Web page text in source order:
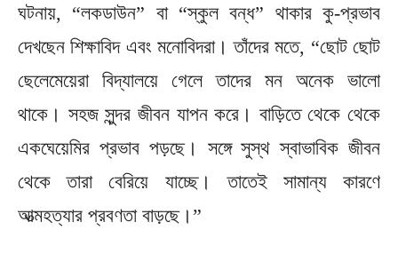
ঘটনায়, “লকডাউন” বা “স্কুল বন্ধ” থাকার কু-প্রভাব
দেখছেন শিক্ষাবিদ এবং মনোবিদরা। তাঁদের মতে, “ছোট ছোট
ছেলেমেয়েরা বিদ্যালয়ে গেলে তাদের মন অনেক ভালো
থাকে। সহজ সুন্দর জীবন যাপন করে। বাড়িতে থেকে থেকে
একঘেয়েমির প্রভাব পড়ছে। সঙ্গে সুস্থ স্বাভাবিক জীবন
থেকে তারা বেরিয়ে যাচ্ছে। তাতেই সামান্য কারণে
আত্মহত্যার প্রবণতা বাড়ছে।”